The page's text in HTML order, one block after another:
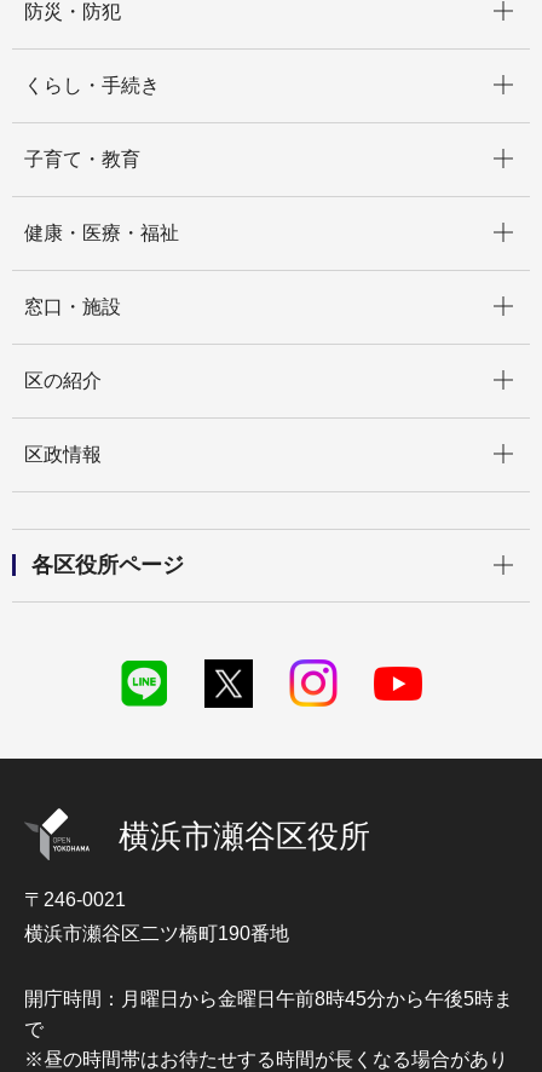
防災・防犯
くらし・手続き
子育て・教育
健康・医療・福祉
窓口・施設
区の紹介
区政情報
各区役所ページ
横浜市瀬谷区役所
〒246-0021
横浜市瀬谷区二ツ橋町190番地
開庁時間：月曜日から金曜日午前8時45分から午後5時ま
で
※昼の時間帯はお待たせする時間が長くなる場合があり